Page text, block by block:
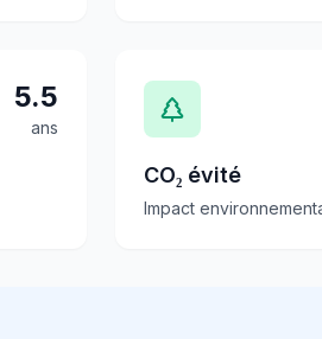
5.5
ans
CO₂ évité
Impact